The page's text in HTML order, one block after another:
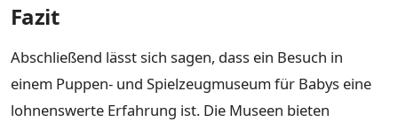
Fazit
Abschließend lässt sich sagen, dass ein Besuch in
einem Puppen- und Spielzeugmuseum für Babys eine
lohnenswerte Erfahrung ist. Die Museen bieten